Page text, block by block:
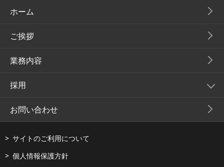
ホーム
ご挨拶
業務内容
採用
お問い合わせ
サイトのご利用について
個人情報保護方針